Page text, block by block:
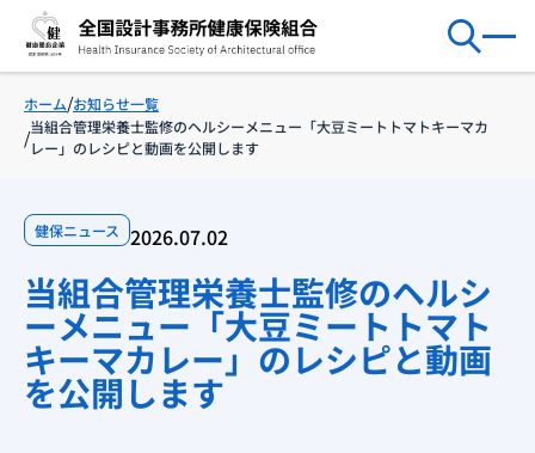
ホーム お知らせ一覧
当組合管理栄養士監修のヘルシーメニュー「大豆ミートトマトキーマカ
レー」のレシピと動画を公開します
健保ニュース 2026.07.02
当組合管理栄養士監修のヘルシ
ーメニュー「大豆ミートトマト
キーマカレー」のレシピと動画
を公開します